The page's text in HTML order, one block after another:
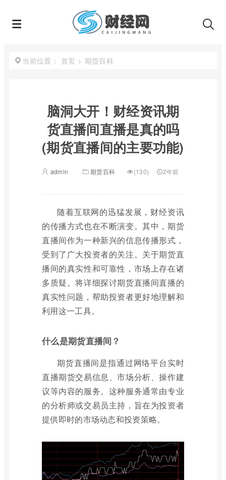
当前位置： 首页 > 期货百科
脑洞大开！财经资讯期
货直播间直播是真的吗
(期货直播间的主要功能)
admin 期货百科 (130) 2年前
随着互联网的迅猛发展，财经资讯
的传播方式也在不断演变。其中，期货
直播间作为一种新兴的信息传播形式，
受到了广大投资者的关注。关于期货直
播间的真实性和可靠性，市场上存在诸
多质疑。将详细探讨期货直播间直播的
真实性问题，帮助投资者更好地理解和
利用这一工具。
什么是期货直播间？
期货直播间是指通过网络平台实时
直播期货交易信息、市场分析、操作建
议等内容的服务。这种服务通常由专业
的分析师或交易员主持，旨在为投资者
提供即时的市场动态和投资策略。